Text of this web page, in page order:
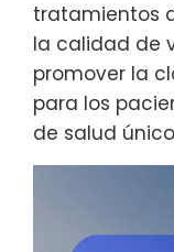
tratamientos
la calidad de
promover la
para los
de salud